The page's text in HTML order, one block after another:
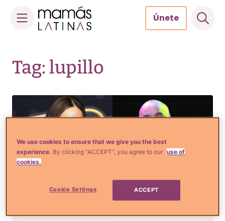
content
Únete
Tag: lupillo
We use cookies to ensure that we give you the best
experience. By clicking “ACCEPT”, you agree to our use of
cookies.
Cookie Settings ACCEPT